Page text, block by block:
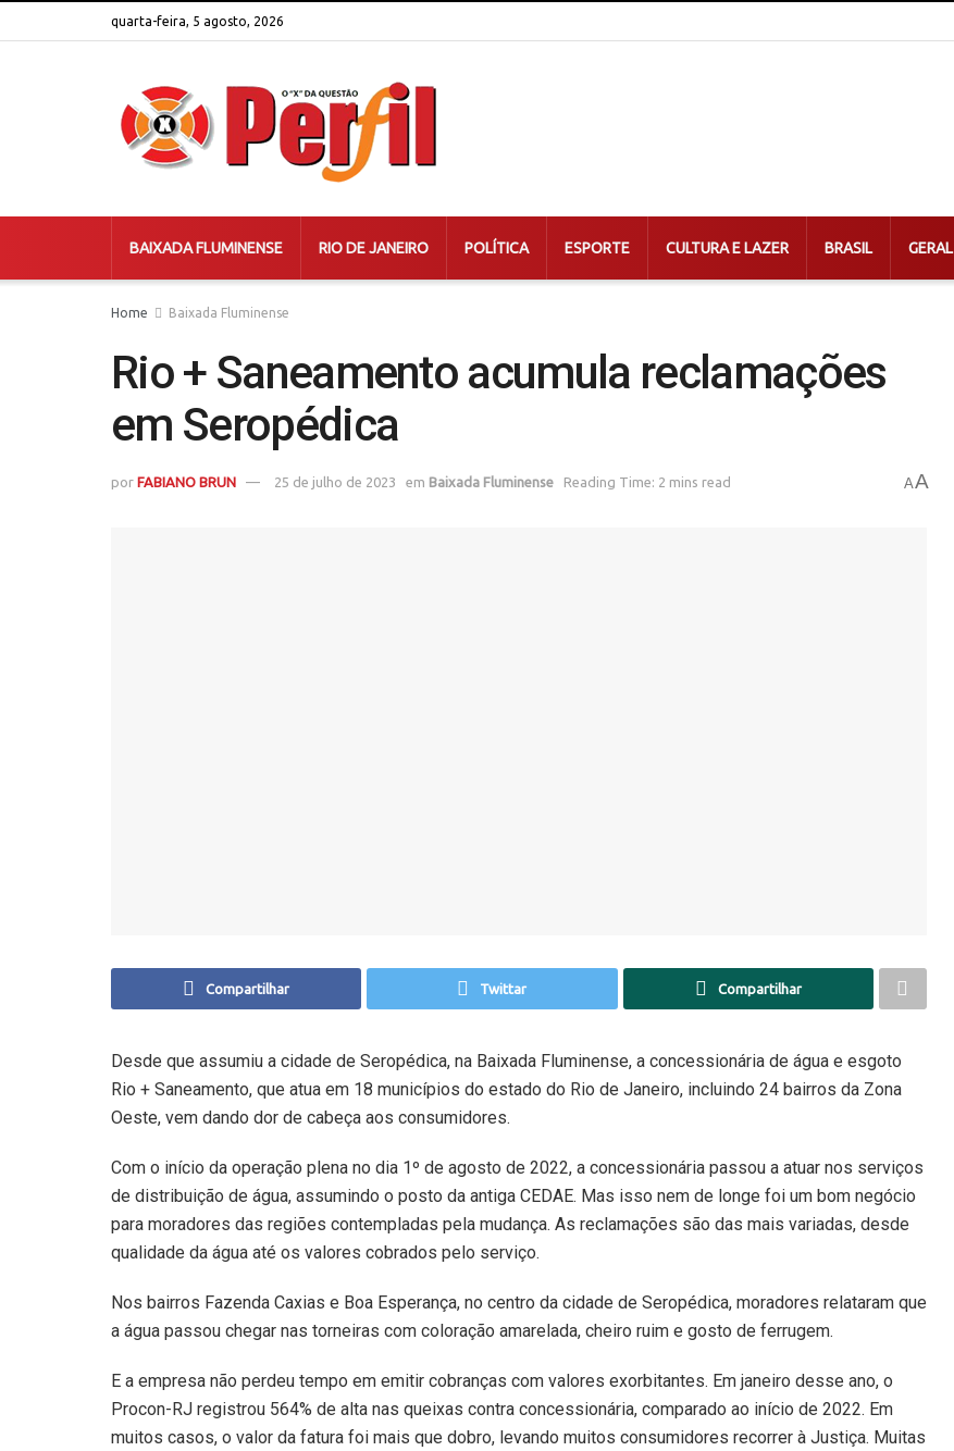
quarta-feira, 5 agosto, 2026
BAIXADA FLUMINENSE RIO DE JANEIRO POLÍTICA ESPORTE CULTURA E LAZER BRASIL GERAL
Home Baixada Fluminense
Rio + Saneamento acumula reclamações
em Seropédica
por FABIANO BRUN 25 de julho de 2023 em Baixada Fluminense Reading Time: 2 mins read AA
Compartilhar Twittar Compartilhar
Desde que assumiu a cidade de Seropédica, na Baixada Fluminense, a concessionária de água e esgoto
Rio + Saneamento, que atua em 18 municípios do estado do Rio de Janeiro, incluindo 24 bairros da Zona
Oeste, vem dando dor de cabeça aos consumidores.
Com o início da operação plena no dia 1º de agosto de 2022, a concessionária passou a atuar nos serviços
de distribuição de água, assumindo o posto da antiga CEDAE. Mas isso nem de longe foi um bom negócio
para moradores das regiões contempladas pela mudança. As reclamações são das mais variadas, desde
qualidade da água até os valores cobrados pelo serviço.
Nos bairros Fazenda Caxias e Boa Esperança, no centro da cidade de Seropédica, moradores relataram que
a água passou chegar nas torneiras com coloração amarelada, cheiro ruim e gosto de ferrugem.
E a empresa não perdeu tempo em emitir cobranças com valores exorbitantes. Em janeiro desse ano, o
Procon-RJ registrou 564% de alta nas queixas contra concessionária, comparado ao início de 2022. Em
muitos casos, o valor da fatura foi mais que dobro, levando muitos consumidores recorrer à Justiça. Muitas